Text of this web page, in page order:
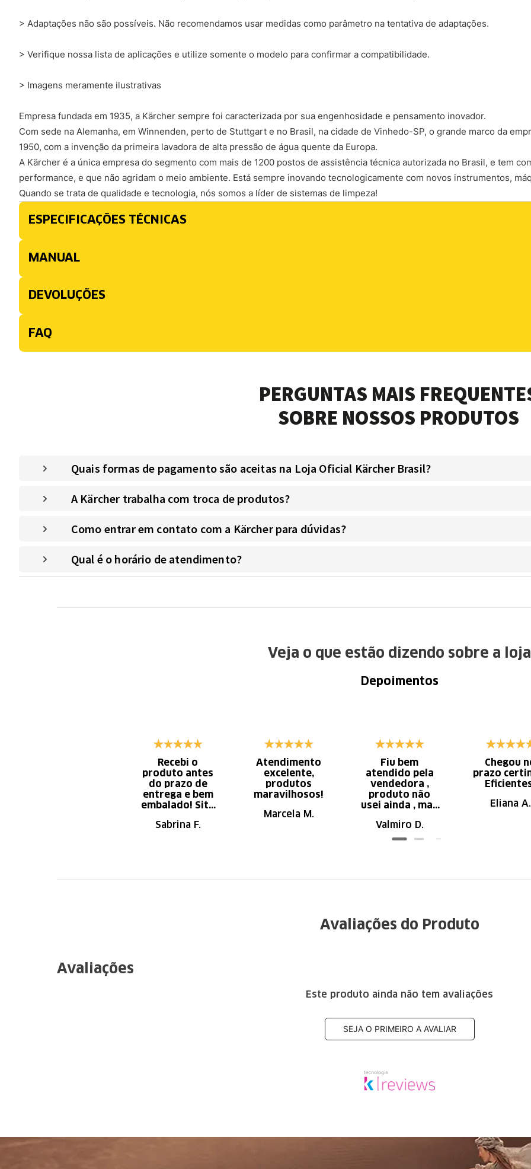
> Adaptações não são possíveis. Não recomendamos usar medidas como parâmetro na tentativa de adaptações.
> Verifique nossa lista de aplicações e utilize somente o modelo para confirmar a compatibilidade.
> Imagens meramente ilustrativas
Empresa fundada em 1935, a Kärcher sempre foi caracterizada por sua engenhosidade e pensamento inovador.
Com sede na Alemanha, em Winnenden, perto de Stuttgart e no Brasil, na cidade de Vinhedo-SP, o grande marco da
1950, com a invenção da primeira lavadora de alta pressão de água quente da Europa.
A Kärcher é a única empresa do segmento com mais de 1200 postos de assistência técnica autorizada no Brasil, e tem
performance, e que não agridam o meio ambiente. Está sempre inovando tecnologicamente com novos instrumentos,
Quando se trata de qualidade e tecnologia, nós somos a líder de sistemas de limpeza!
ESPECIFICAÇÕES TÉCNICAS
MANUAL
DEVOLUÇÕES
FAQ
PERGUNTAS MAIS
SOBRE NOSSOS PRODUTOS
Quais formas de pagamento são aceitas na Loja Oficial Kärcher Brasil?
A Kärcher trabalha com troca de produtos?
Como entrar em contato com a Kärcher para dúvidas?
Qual é o horário de atendimento?
Veja o que estão dizendo sobre a loja
Depoimentos
Recebi o
produto antes
do prazo de
entrega e bem
embalado! Site
navegação.
Sabrina F.
Atendimento
excelente,
produtos
maravilhosos!
Marcela M.
Fiu bem
atendido pela
vendedora ,
produto não
usei ainda , mas
ótima qualidade
Valmiro D.
Chegou
prazo
Eliana A.
Avaliações do Produto
Avaliações
Este produto ainda não tem avaliações
SEJA O PRIMEIRO A AVALIAR